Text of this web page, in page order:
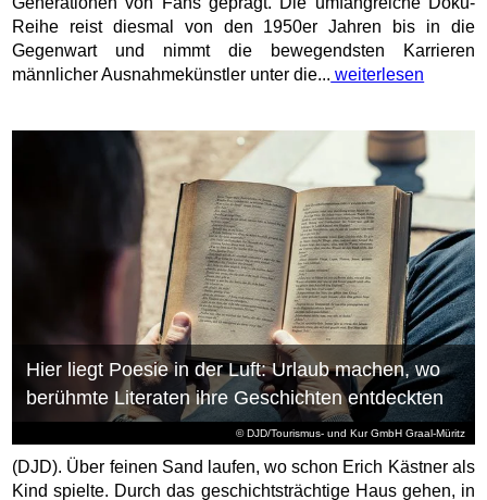
Reihe reist diesmal von den 1950er Jahren bis in die
Gegenwart und nimmt die bewegendsten Karrieren
männlicher Ausnahmekünstler unter die... weiterlesen
© DJD/Tourismus- und Kur GmbH Graal-Müritz
Hier liegt Poesie in der Luft: Urlaub machen, wo
berühmte Literaten ihre Geschichten entdeckten
(DJD). Über feinen Sand laufen, wo schon Erich Kästner als
Kind spielte. Durch das geschichtsträchtige Haus gehen, in